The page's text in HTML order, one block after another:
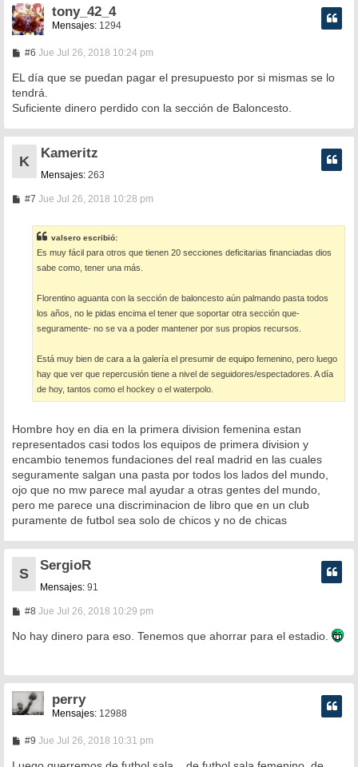
tony_42_4
Mensajes: 1294
#6M
n
s
a
j
Jue Jul 26, 2018 10:24 pm
EL día que se puedan pagar el presupuesto por si mismas se lo
tendrá.
Suficiente dinero perdido con la sección de Baloncesto.
K
Kameritz
Mensajes: 263
#7M
s
a
e
Jue Jul 26, 2018 10:28 pm
valsero escribió:
Es muy fácil para otros que tienen 20 secciones deficitarias financiadas dios
sabe como, tener una más.
Florentino aguanta con la sección de baloncesto aún palmando pasta todos
los años, no le pidas encima el tener que soportar otra sección que-
seguramente- no se va a poder mantener por sus propios recursos.
Está muy bien de cara a la galería el presumir de equipo femenino, pero luego
hay que ver que repercusión tiene a nivel de seguidores/espectadores. A día
de hoy, tantos como el hockey o el waterpolo.
Hombre hoy en dia en la primera division femenina estan
representados casi todos los equipos de primera division y
encambio tenemos fundaciones del real madrid en las cuales
seguramente salgan una pasta por todos los lados del mundo,
ojo que no mw parece mal ayudar a otras gentes del mundo,
pero me parece una discriminacion de libro que en un club
puramente de futbol sea solo de chicos y no de chicas
S
SergioR
Mensajes: 91
#8M
n
e
Jue Jul 26, 2018 10:29 pm
No hay dinero para eso. Tenemos que ahorrar para el estadio.
perry
Mensajes: 12988
#9M
n
Jue Jul 26, 2018 10:31 pm